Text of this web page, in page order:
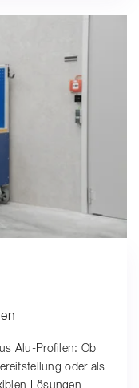
Alu-Profilen: Ob
oder als